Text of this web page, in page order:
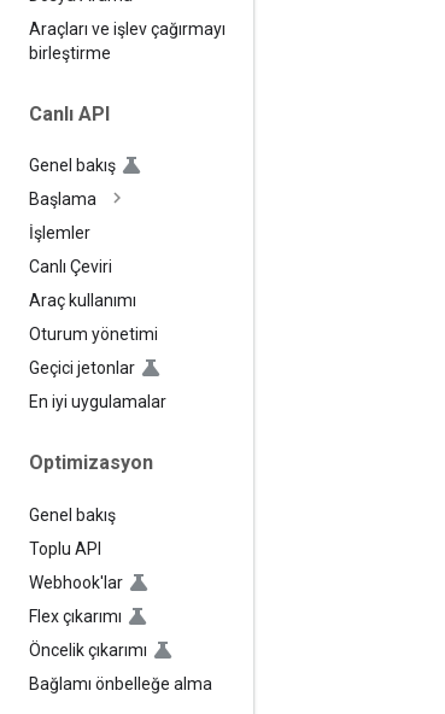
Araçları ve işlev çağırmayı
birleştirme
Canlı API
Genel bakış
Başlama
İşlemler
Canlı Çeviri
Araç kullanımı
Oturum yönetimi
Geçici jetonlar
En iyi uygulamalar
Optimizasyon
Genel bakış
Toplu API
Webhook'lar
Flex çıkarımı
Öncelik çıkarımı
Bağlamı önbelleğe alma